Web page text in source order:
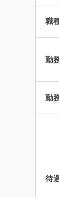
職
勤
勤
待